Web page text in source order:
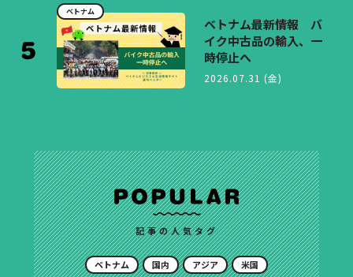
ベトナム
ベトナム最新情報 バ
イク中古品の輸入、一
時停止へ
2026.07.31 (金)
記事の人気タグ
ベトナム 国内 アジア 米国